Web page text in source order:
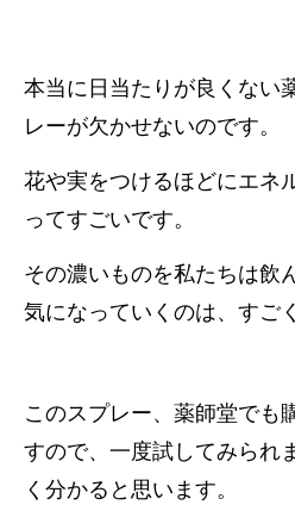
本当に日当たりが良くない
レーが欠かせないのです。
花や実をつけるほどにエネ
ってすごいです。
その濃いものを私たちは飲
気になっていくのは、すご
このスプレー、薬師堂でも
すので、一度試してみられ
く分かると思います。